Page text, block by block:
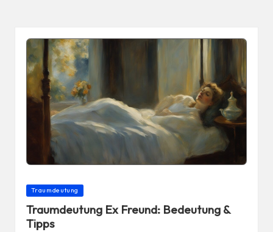
Posted
Traumdeutung
Traumdeutung Ex Freund: Bedeutung &
Tipps